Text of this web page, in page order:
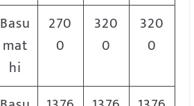
Basu
mat
hi
270
0
320
0
320
0